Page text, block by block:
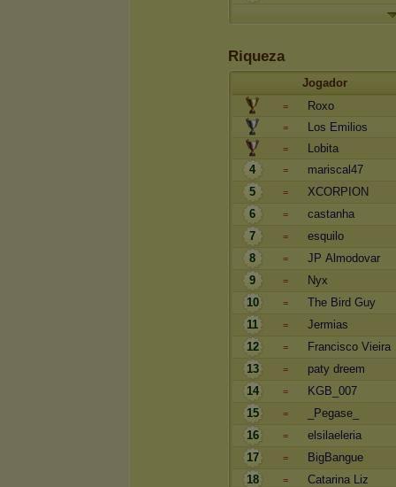
Riqueza
Jogador
= Roxo
= Los Emilios
=
Lobita
4
=
mariscal47
5
=
XCORPION
6
=
castanha
7
=
esquilo
8
=
JP Almodovar
9
=
Nyx
10
=
The Bird Guy
11
=
Jermias
12
=
Francisco Vieira
13
=
paty dreem
14
=
KGB_007
15
=
_Pegase_
16
=
elsilaeleria
17
=
BigBangue
18
=
Catarina Liz